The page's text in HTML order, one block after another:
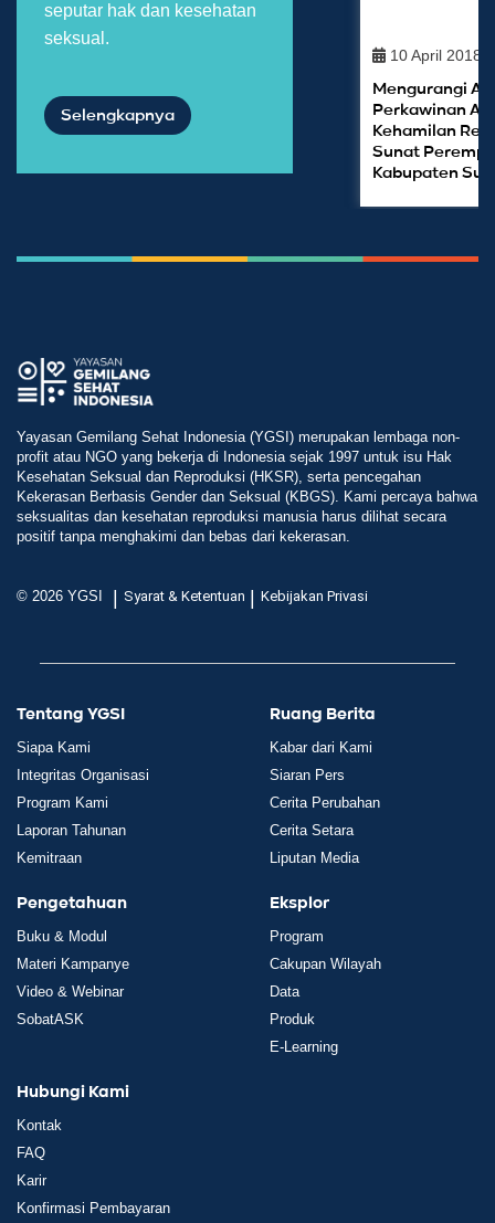
seputar hak dan kesehatan
seksual.
Selengkapnya
10 April 2018
Mengurangi
Perkawinan
Kehamilan
Sunat
Kabupaten
Yayasan Gemilang Sehat Indonesia (YGSI) merupakan lembaga non-
profit atau NGO yang bekerja di Indonesia sejak 1997 untuk isu Hak
Kesehatan Seksual dan Reproduksi (HKSR), serta pencegahan
Kekerasan Berbasis Gender dan Seksual (KBGS). Kami percaya bahwa
seksualitas dan kesehatan reproduksi manusia harus dilihat secara
positif tanpa menghakimi dan bebas dari kekerasan.
© 2026 YGSI | Syarat & Ketentuan | Kebijakan Privasi
Tentang YGSI
Siapa Kami
Integritas Organisasi
Program Kami
Laporan Tahunan
Kemitraan
Ruang Berita
Kabar dari Kami
Siaran Pers
Cerita Perubahan
Cerita Setara
Liputan Media
Pengetahuan
Buku & Modul
Materi Kampanye
Video & Webinar
SobatASK
Eksplor
Program
Cakupan Wilayah
Data
Produk
E-Learning
Hubungi Kami
Kontak
FAQ
Karir
Konfirmasi Pembayaran